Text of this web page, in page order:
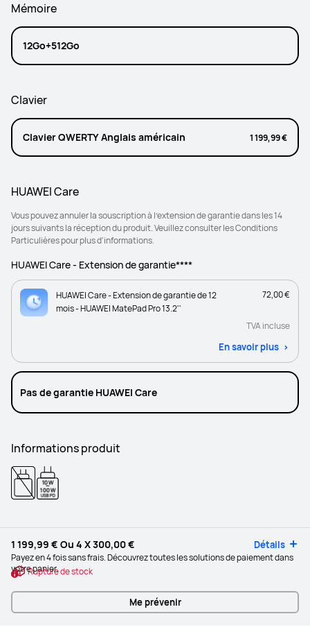
Mémoire
12Go+512Go
Clavier
Clavier QWERTY Anglais américain 1 199,99 €
HUAWEI Care
Vous pouvez annuler la souscription à l’extension de garantie dans les 14
jours suivants la réception du produit. Veuillez consulter les Conditions
Particulières pour plus d'informations.
HUAWEI Care - Extension de garantie****
HUAWEI Care - Extension de garantie de 12
mois - HUAWEI MatePad Pro 13.2''
72,00 €
TVA incluse
En savoir plus
Pas de garantie HUAWEI Care
Informations produit
10W
-
100W
USB PD
1 199,99 € Ou 4 X300,00 € Détails
Payez en 4 fois sans frais. Découvrez toutes les solutions de paiement dans
votre panier.
Rupture de stock
Me prévenir